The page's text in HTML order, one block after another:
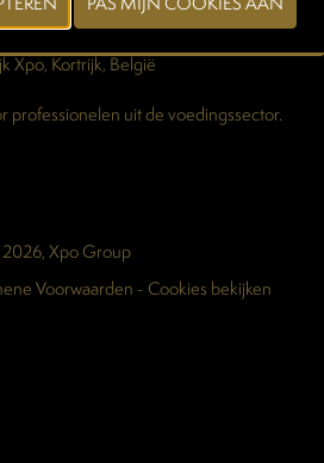
Maart 2028
Xpo, Kortrijk, België
professionelen uit de voedingssector.
Xpo Group
Voorwaarden -Cookies bekijken